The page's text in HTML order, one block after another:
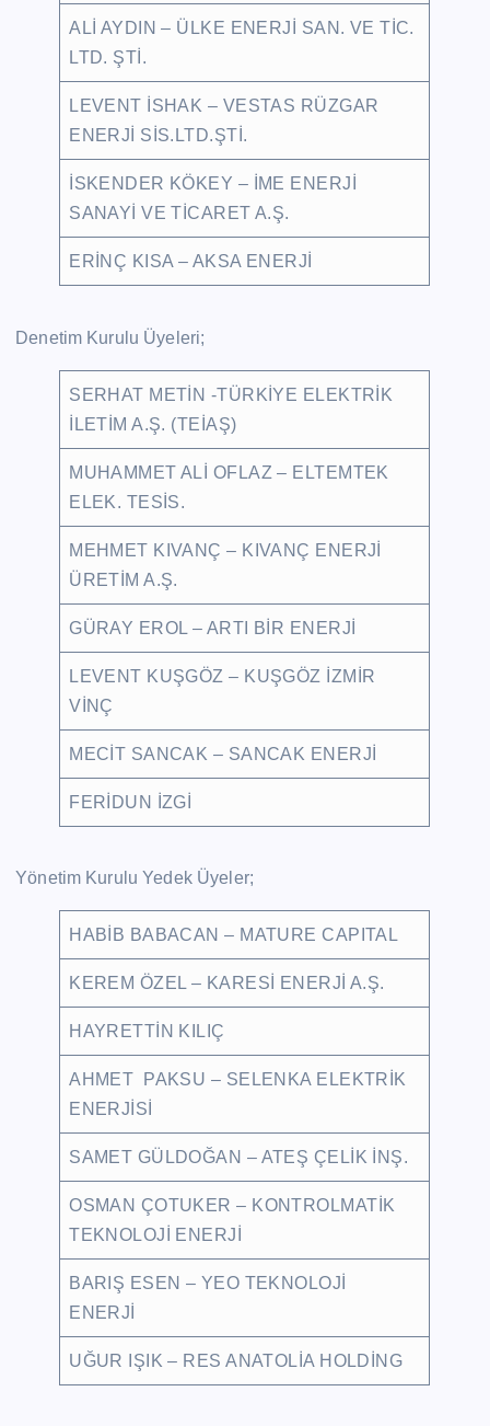
ALİ AYDIN – ÜLKE ENERJİ SAN. VE TİC.
LTD. ŞTİ.
LEVENT İSHAK – VESTAS RÜZGAR
ENERJİ SİS.LTD.ŞTİ.
İSKENDER KÖKEY – İME ENERJİ
SANAYİ VE TİCARET A.Ş.
ERİNÇ KISA – AKSA ENERJİ
Denetim Kurulu Üyeleri;
SERHAT METİN -TÜRKİYE ELEKTRİK
İLETİM A.Ş. (TEİAŞ)
MUHAMMET ALİ OFLAZ – ELTEMTEK
ELEK. TESİS.
MEHMET KIVANÇ – KIVANÇ ENERJİ
ÜRETİM A.Ş.
GÜRAY EROL – ARTI BİR ENERJİ
LEVENT KUŞGÖZ – KUŞGÖZ İZMİR
VİNÇ
MECİT SANCAK – SANCAK ENERJİ
FERİDUN İZGİ
Yönetim Kurulu Yedek Üyeler;
HABİB BABACAN – MATURE CAPITAL
KEREM ÖZEL – KARESİ ENERJİ A.Ş.
HAYRETTİN KILIÇ
AHMET PAKSU – SELENKA ELEKTRİK
ENERJİSİ
SAMET GÜLDOĞAN – ATEŞ ÇELİK İNŞ.
OSMAN ÇOTUKER – KONTROLMATİK
TEKNOLOJİ ENERJİ
BARIŞ ESEN – YEO TEKNOLOJİ
ENERJİ
UĞUR IŞIK – RES ANATOLİA HOLDİNG